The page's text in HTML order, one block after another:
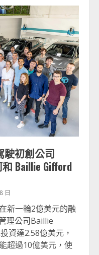
駛初創公司
Baillie Gifford
日
新一輪2億美元的融
理公司Baillie
資達2.58億美元，
超過10億美元，使